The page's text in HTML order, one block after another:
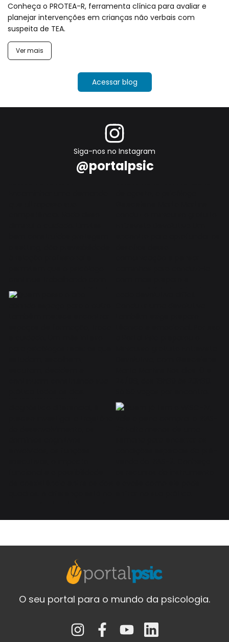
Conheça o PROTEA-R, ferramenta clínica para avaliar e
planejar intervenções em crianças não verbais com
suspeita de TEA.
Ver mais
Acessar blog
Siga-nos no Instagram
@portalpsic
O seu portal para o mundo da psicologia.